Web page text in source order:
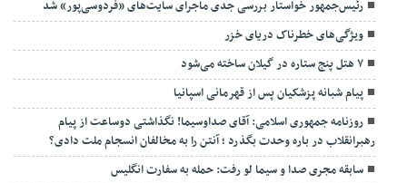
رئیس‌جمهور خواستار بررسی جدی ماجرای سایت‌های «فردوسی‌پور» شد
ویژگی‌های خطرناک دریای خزر
۷ هتل پنج ستاره در گیلان ساخته می‌شود
پیام شبانه پزشکیان پس از قهرمانی اسپانیا
روزنامه جمهوری اسلامی: آقای صداوسیما! نگذاشتی دوساعت از پیام
رهبرانقلاب در باره وحدت بگذرد ؛ آنتن را به مخالفان انسجام ملت دادی؟
سابقه مجری صدا و سیما لو رفت: حمله به سفارت انگلیس